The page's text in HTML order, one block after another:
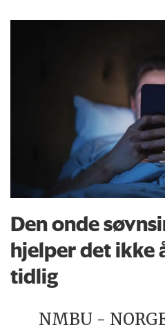
Den onde
hjelper det ikke
tidlig
NMBU -